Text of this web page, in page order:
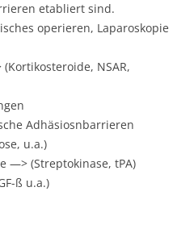
etabliert sind.
operieren, Laparoskopie
NSAR,
Adhäsiosnbarrieren
u.a.)
—> (Streptokinase, tPA)
ß u.a.)